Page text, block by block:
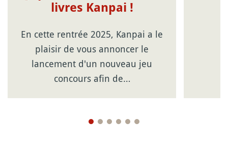
livres Kanpai !
En cette rentrée 2025, Kanpai a le
plaisir de vous annoncer le
lancement d'un nouveau jeu
concours afin de…